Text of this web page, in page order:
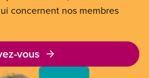
concernent nos membres
vous